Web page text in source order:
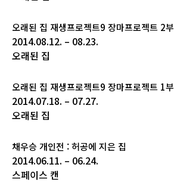
오래된 집 재생프로젝트9 장마프로젝트 2부
2014.08.12. – 08.23.
오래된 집
오래된 집 재생프로젝트9 장마프로젝트 1부
2014.07.18. – 07.27.
오래된 집
채우승 개인전 : 허공에 지은 집
2014.06.11. – 06.24.
스페이스 캔